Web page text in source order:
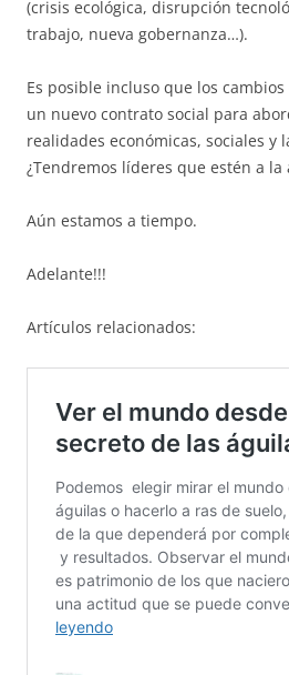
(crisis ecológica, disrupción
trabajo, nueva gobernanza…).
Es posible incluso que los
un nuevo contrato social para
realidades económicas, sociales y
¿Tendremos líderes que estén a la
Aún estamos a tiempo.
Adelante!!!
Artículos relacionados: